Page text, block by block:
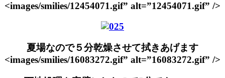
<images/smilies/12454071.gif” alt=”12454071.gif” />
夏場なので５分乾燥させて拭きあげます
<images/smilies/16083272.gif” alt=”16083272.gif” />